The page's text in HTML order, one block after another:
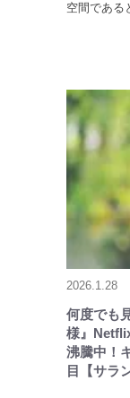
空間であ
2026.1.28
何度でも
様』
沸騰中！
目【サラ